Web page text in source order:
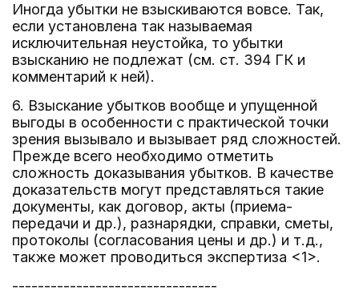
Иногда убытки не взыскиваются вовсе. Так,
если установлена так называемая
исключительная неустойка, то убытки
взысканию не подлежат (см. ст. 394 ГК и
комментарий к ней).
6. Взыскание убытков вообще и упущенной
выгоды в особенности с практической точки
зрения вызывало и вызывает ряд сложностей.
Прежде всего необходимо отметить
сложность доказывания убытков. В качестве
доказательств могут представляться такие
документы, как договор, акты (приема-
передачи и др.), разнарядки, справки, сметы,
протоколы (согласования цены и др.) и т.д.,
также может проводиться экспертиза <1>.
--------------------------------